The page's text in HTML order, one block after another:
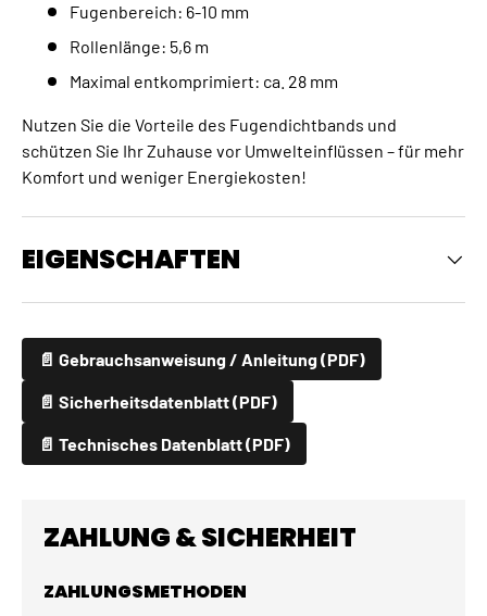
Fugenbereich: 6-10 mm
Rollenlänge: 5,6 m
Maximal entkomprimiert: ca. 28 mm
Nutzen Sie die Vorteile des Fugendichtbands und
schützen Sie Ihr Zuhause vor Umwelteinflüssen – für mehr
Komfort und weniger Energiekosten!
EIGENSCHAFTEN
📄 Gebrauchsanweisung / Anleitung (PDF)
📄 Sicherheitsdatenblatt (PDF)
📄 Technisches Datenblatt (PDF)
ZAHLUNG & SICHERHEIT
ZAHLUNGSMETHODEN